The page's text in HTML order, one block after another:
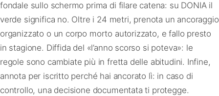
fondale sullo schermo prima di filare catena: su DONIA il
verde significa no. Oltre i 24 metri, prenota un ancoraggio
organizzato o un corpo morto autorizzato, e fallo presto
in stagione. Diffida del «l’anno scorso si poteva»: le
regole sono cambiate più in fretta delle abitudini. Infine,
annota per iscritto perché hai ancorato lì: in caso di
controllo, una decisione documentata ti protegge.